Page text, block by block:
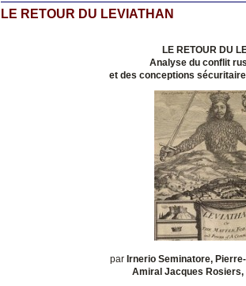
LE RETOUR DU LEVIATHAN
LE RETOUR DU
Analyse du conflit
et des conceptions
par Irnerio Seminatore,
Amiral Jacques